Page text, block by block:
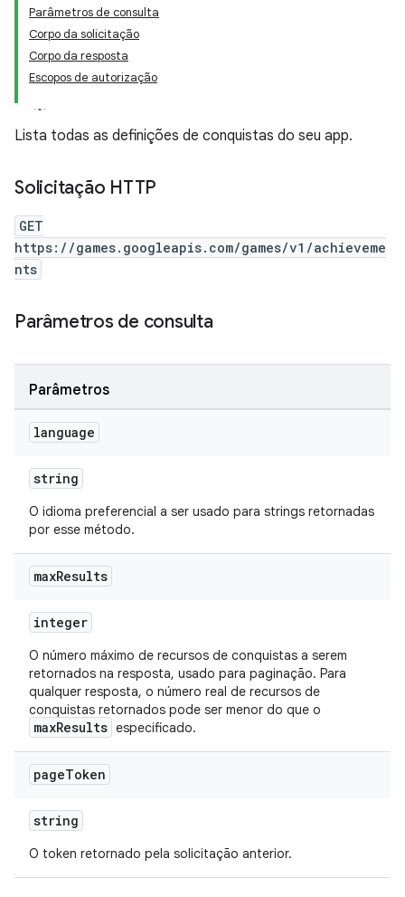
Parâmetros de consulta
Corpo da solicitação
Corpo da resposta
Escopos de autorização
Lista todas as definições de conquistas do seu app.
Solicitação HTTP
GET
https://games.googleapis.com/games/v1/achieveme
nts
Parâmetros de consulta
Parâmetros
language
string
O idioma preferencial a ser usado para strings retornadas
por esse método.
maxResults
integer
O número máximo de recursos de conquistas a serem
retornados na resposta, usado para paginação. Para
qualquer resposta, o número real de recursos de
conquistas retornados pode ser menor do que o
maxResults especificado.
pageToken
string
O token retornado pela solicitação anterior.